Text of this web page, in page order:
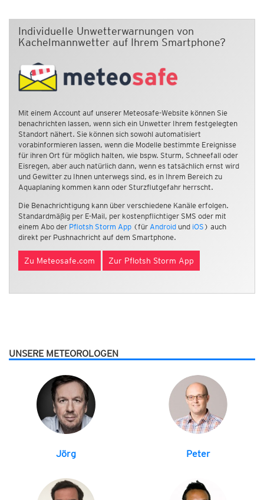
Individuelle Unwetterwarnungen von
Kachelmannwetter auf Ihrem Smartphone?
Mit einem Account auf unserer Meteosafe-Website können Sie
benachrichten lassen, wenn sich ein Unwetter Ihrem festgelegten
Standort nähert. Sie können sich sowohl automatisiert
vorabinformieren lassen, wenn die Modelle bestimmte Ereignisse
für ihren Ort für möglich halten, wie bspw. Sturm, Schneefall oder
Eisregen, aber auch natürlich dann, wenn es tatsächlich ernst wird
und Gewitter zu Ihnen unterwegs sind, es in Ihrem Bereich zu
Aquaplaning kommen kann oder Sturzflutgefahr herrscht.
Die Benachrichtigung kann über verschiedene Kanäle erfolgen.
Standardmäßig per E-Mail, per kostenpflichtiger SMS oder mit
einem Abo der Pflotsh Storm App (für Android und iOS ) auch
direkt per Pushnachricht auf dem Smartphone.
Zu Meteosafe.com Zur Pflotsh Storm App
UNSERE METEOROLOGEN
Jörg Peter